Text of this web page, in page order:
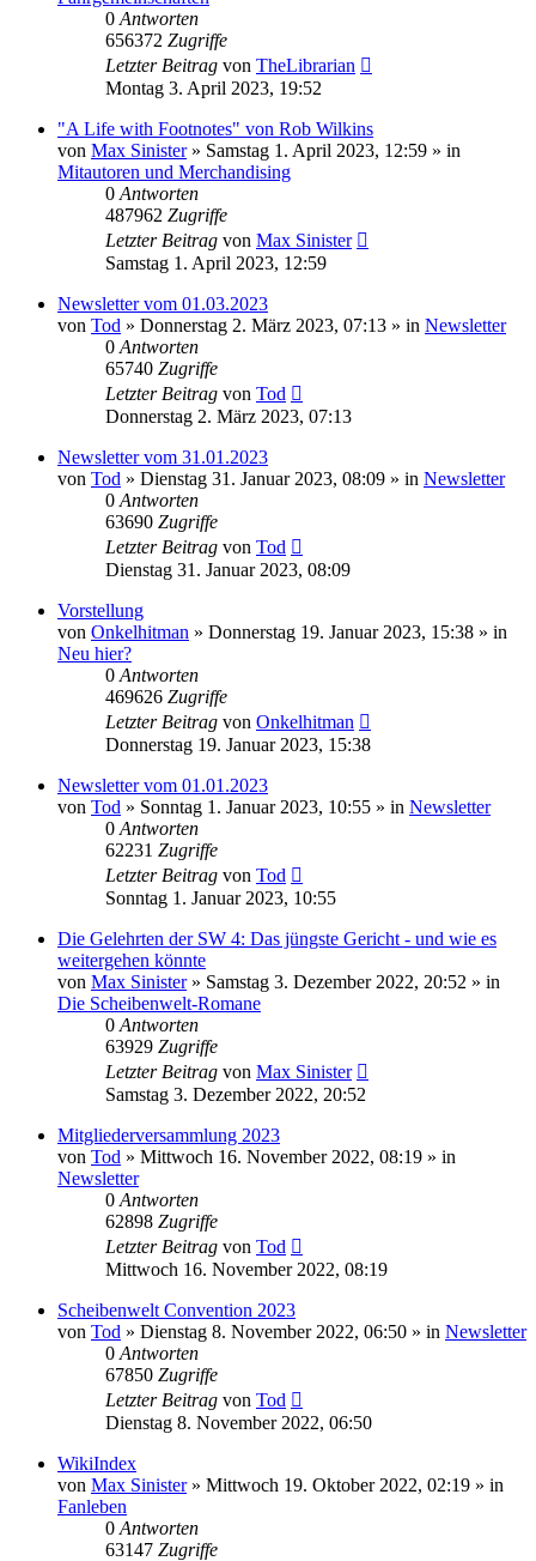
0 Antworten
656372 Zugriffe
Letzter Beitrag von TheLibrarian
Montag 3. April 2023, 19:52
"A Life with Footnotes" von Rob Wilkins
von Max Sinister» Samstag 1. April 2023, 12:59 » in
Mitautoren und Merchandising
0 Antworten
487962 Zugriffe
Letzter Beitrag von Max Sinister
Samstag 1. April 2023, 12:59
Newsletter vom 01.03.2023
von Tod » Donnerstag 2. März 2023, 07:13 » in Newsletter
0 Antworten
65740 Zugriffe
Letzter Beitrag von Tod
Donnerstag 2. März 2023, 07:13
Newsletter vom 31.01.2023
von Tod » Dienstag 31. Januar 2023, 08:09 » in Newsletter
0 Antworten
63690 Zugriffe
Letzter Beitrag von Tod
Dienstag 31. Januar 2023, 08:09
Vorstellung
von Onkelhitman » Donnerstag 19. Januar 2023, 15:38 » in
Neu hier?
0 Antworten
469626 Zugriffe
Letzter Beitrag von Onkelhitman
Donnerstag 19. Januar 2023, 15:38
Newsletter vom 01.01.2023
von Tod » Sonntag 1. Januar 2023, 10:55 » in Newsletter
0 Antworten
62231 Zugriffe
Letzter Beitrag von Tod
Sonntag 1. Januar 2023, 10:55
Die Gelehrten der SW 4: Das jüngste Gericht - und wie es
weitergehen könnte
von Max Sinister» Samstag 3. Dezember 2022, 20:52 » in
Die Scheibenwelt-Romane
0 Antworten
63929 Zugriffe
Letzter Beitrag von Max Sinister
Samstag 3. Dezember 2022, 20:52
Mitgliederversammlung 2023
von Tod » Mittwoch 16. November 2022, 08:19 » in
Newsletter
0 Antworten
62898 Zugriffe
Letzter Beitrag von Tod
Mittwoch 16. November 2022, 08:19
Scheibenwelt Convention 2023
von Tod » Dienstag 8. November 2022, 06:50 » in Newsletter
0 Antworten
67850 Zugriffe
Letzter Beitrag von Tod
Dienstag 8. November 2022, 06:50
WikiIndex
von Max Sinister» Mittwoch 19. Oktober 2022, 02:19 » in
Fanleben
0 Antworten
63147 Zugriffe